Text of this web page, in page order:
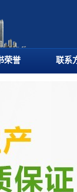
荣誉 联系